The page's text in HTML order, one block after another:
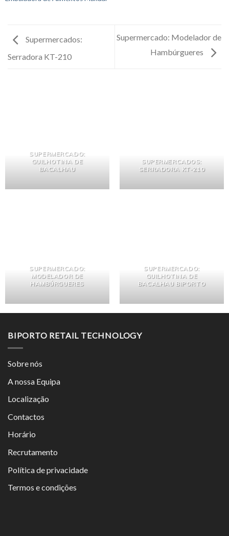
Supermercados:
Serradora KT-210
Supermercado: Modelador de
Hambúrgueres
SUPERMERCADO:
GUILHOTINA DE
BACALHAU
SUPERMERCADOS:
SERRADORA KT-210
SUPERMERCADO:
MODELADOR DE
HAMBÚRGUERES
SUPERMERCADO:
GUILHOTINA DE
BACALHAU BIPORTO
BIPORTO RETAIL TECHNOLOGY
Sobre nós
A nossa Equipa
Localização
Contactos
Horário
Recrutamento
Política de privacidade
Termos e condições